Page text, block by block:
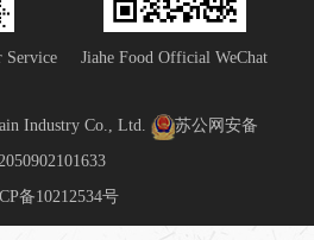
Service Jiahe Food Official WeChat
Industry Co., Ltd.
苏公网安备
备10212534号